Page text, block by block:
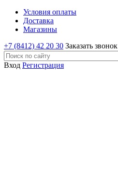
Условия оплаты
Доставка
Магазины
+7 (8412) 42 20 30 Заказать звонок
Вход Регистрация